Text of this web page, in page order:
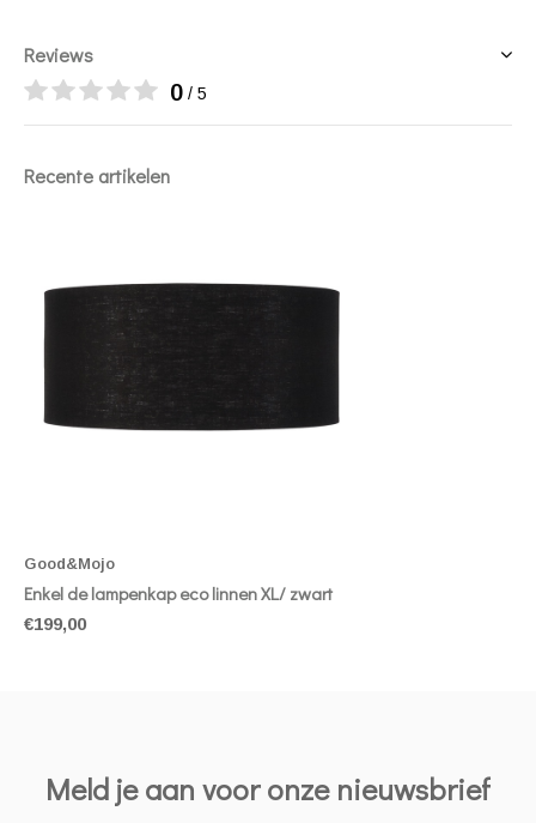
Reviews
0 / 5
Recente artikelen
Good&Mojo
Enkel de lampenkap eco linnen XL/ zwart
€199,00
Meld je aan voor onze nieuwsbrief